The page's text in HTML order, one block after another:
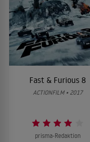
Fast & Furious 8
ACTIONFILM • 2017
prisma-Redaktion